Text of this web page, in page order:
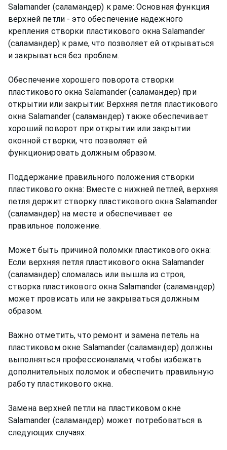
Salamander (саламандер) к раме: Основная функция
верхней петли - это обеспечение надежного
крепления створки пластикового окна Salamander
(саламандер) к раме, что позволяет ей открываться
и закрываться без проблем.
Обеспечение хорошего поворота створки
пластикового окна Salamander (саламандер) при
открытии или закрытии: Верхняя петля пластикового
окна Salamander (саламандер) также обеспечивает
хороший поворот при открытии или закрытии
оконной створки, что позволяет ей
функционировать должным образом.
Поддержание правильного положения створки
пластикового окна: Вместе с нижней петлей, верхняя
петля держит створку пластикового окна Salamander
(саламандер) на месте и обеспечивает ее
правильное положение.
Может быть причиной поломки пластикового окна:
Если верхняя петля пластикового окна Salamander
(саламандер) сломалась или вышла из строя,
створка пластикового окна Salamander (саламандер)
может провисать или не закрываться должным
образом.
Важно отметить, что ремонт и замена петель на
пластиковом окне Salamander (саламандер) должны
выполняться профессионалами, чтобы избежать
дополнительных поломок и обеспечить правильную
работу пластикового окна.
Замена верхней петли на пластиковом окне
Salamander (саламандер) может потребоваться в
следующих случаях: